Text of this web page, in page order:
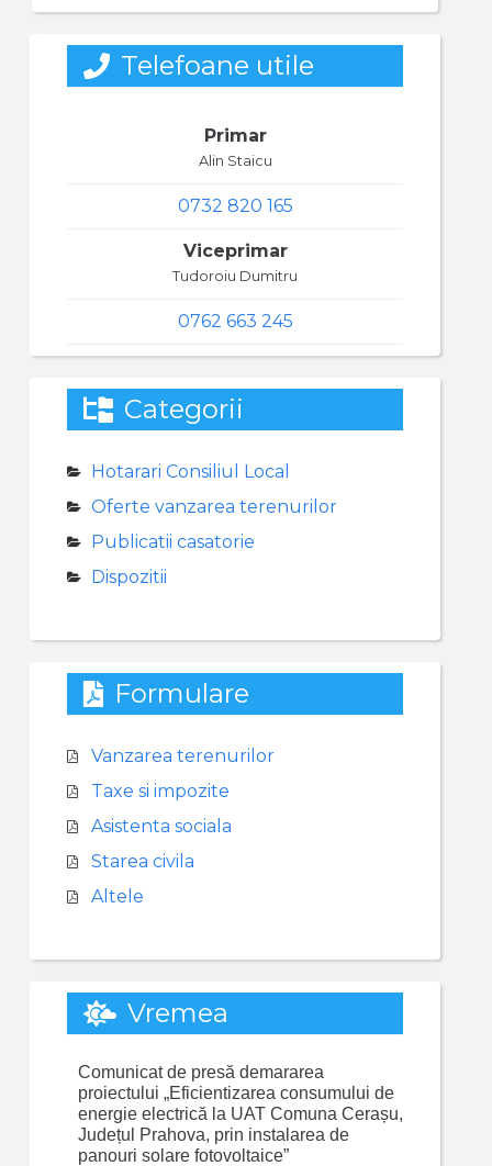
Telefoane utile
Primar
Alin Staicu
0732 820 165
Viceprimar
Tudoroiu Dumitru
0762 663 245
Categorii
Hotarari Consiliul Local
Oferte vanzarea terenurilor
Publicatii casatorie
Dispozitii
Formulare
Vanzarea terenurilor
Taxe si impozite
Asistenta sociala
Starea civila
Altele
Vremea
Comunicat de presă demararea
proiectului „Eficientizarea consumului de
energie electrică la UAT Comuna Cerașu,
Județul Prahova, prin instalarea de
panouri solare fotovoltaice”